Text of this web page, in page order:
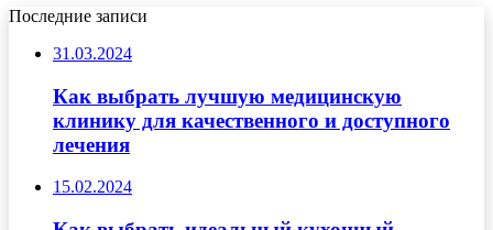
Последние записи
31.03.2024
Как выбрать лучшую медицинскую
клинику для качественного и доступного
лечения
15.02.2024